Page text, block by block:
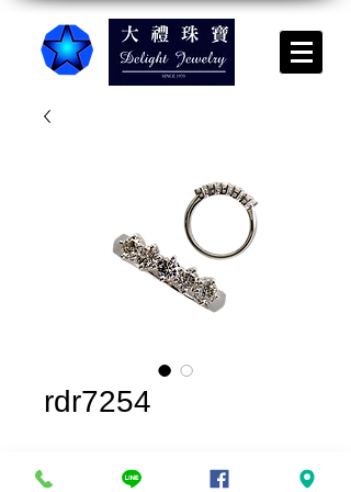
rdr7254
實品上架*請來電諮詢